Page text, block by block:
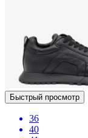
Быстрый просмотр
36
40